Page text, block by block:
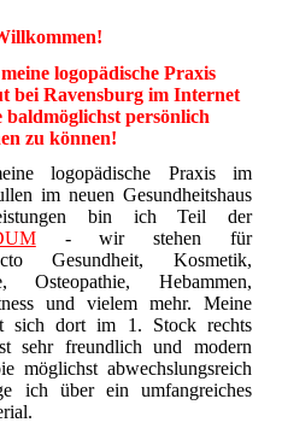
logopädische Praxis
Ravensburg im Internet
baldmöglichst persönlich
zu können!
logopädische Praxis im
im neuen Gesundheitshaus
bin ich Teil der
- wir stehen für
Gesundheit, Kosmetik,
Osteopathie, Hebammen,
und vielem mehr. Meine
sich dort im 1. Stock rechts
sehr freundlich und modern
möglichst abwechslungsreich
ich über ein umfangreiches